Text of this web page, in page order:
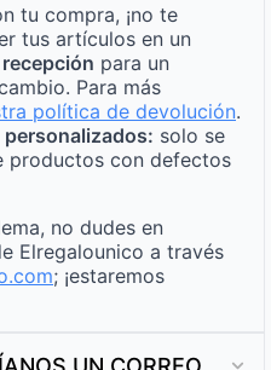
tu compra, ¡no te
tus artículos en un
para un
Para más
política de devolución.
solo se
productos con defectos
no dudes en
Elregalounico a través
; ¡estaremos